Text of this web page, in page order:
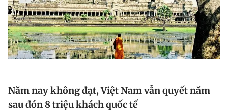
Năm nay không đạt, Việt Nam vẫn quyết năm
sau đón 8 triệu khách quốc tế